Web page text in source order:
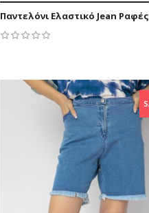
Παντελόνι Ελαστικό Jean Ραφές